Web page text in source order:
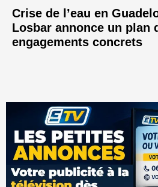
Crise de l’eau en
Losbar annonce un plan
engagements concrets